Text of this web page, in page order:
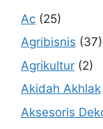
Ac (25)
Agribisnis (37)
Agrikultur (2)
Akidah Akhlak
Aksesoris